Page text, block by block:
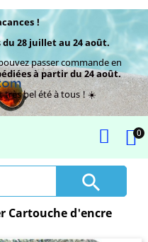
!
du 28 juillet au 24 août.
passer commande en
à partir du 24 août.
très bel été à tous ! ☀️
0

Cartouche d'encre